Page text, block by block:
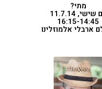
מתי?
שישי, 11.7.14
16:15-14:45
ארבלי אלמוזלינו